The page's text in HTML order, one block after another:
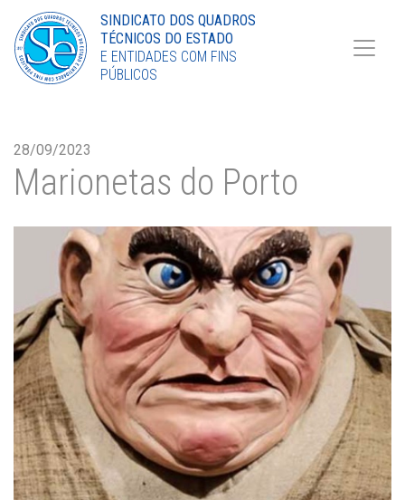
Torne-se Sócio
LinkedIn
SINDICATO DOS QUADROS
TÉCNICOS DO ESTADO
E ENTIDADES COM FINS
PÚBLICOS
28/09/2023
Marionetas do Porto